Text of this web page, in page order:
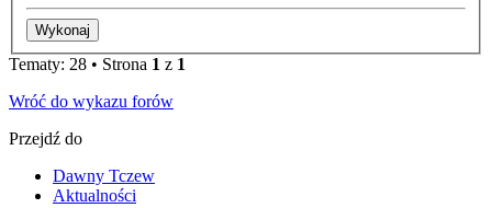
Tematy: 28 • Strona 1 z 1
Wróć do wykazu forów
Przejdź do
Dawny Tczew
Aktualności